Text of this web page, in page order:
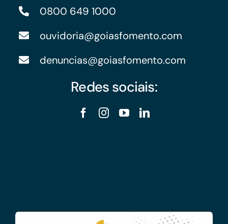
0800 649 1000
ouvidoria@goiasfomento.com
denuncias@goiasfomento.com
Redes sociais: